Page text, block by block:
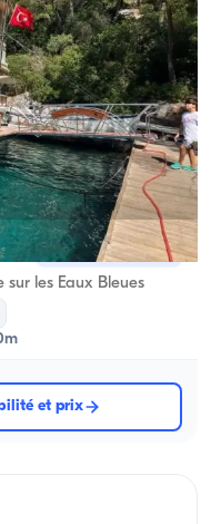
Nouveau bateau
les Eaux Bleues
et prix